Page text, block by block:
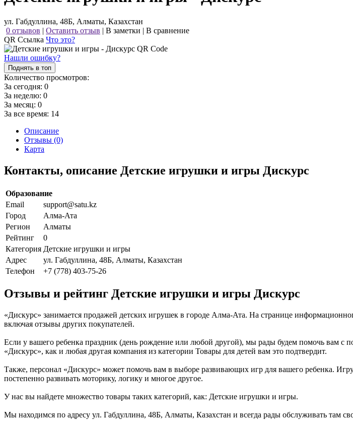
ул. Габдуллина, 48Б, Алматы, Казахстан
0 отзывов | Оставить отзыв | В заметки | В сравнение
QR Ссылка Что это?
Нашли ошибку?
Поднять в топ
Количество просмотров:
За сегодня: 0
За неделю: 0
За месяц: 0
За все время: 14
Описание
Отзывы (0)
Карта
Контакты, описание Детские игрушки и игры Дискурс
Образование
Email
support@satu.kz
Город
Алма-Ата
Регион
Алматы
Рейтинг
0
Категория Детские игрушки и игры
Адрес
ул. Габдуллина, 48Б, Алматы, Казахстан
Телефон
+7 (778) 403-75-26
Отзывы и рейтинг Детские игрушки и игры Дискурс
«Дискурс» занимается продажей детских игрушек в городе Алма-Ата. На странице
включая отзывы других покупателей.
Если у вашего ребенка праздник (день рождение или любой другой), мы рады будем помочь вам с
«Дискурс», как и любая другая компания из категории Товары для детей вам это подтвердит.
Также, персонал «Дискурс» может помочь вам в выборе развивающих игр для вашего ребенка.
постепенно развивать моторику, логику и многое другое.
У нас вы найдете множество товары таких категорий, как: Детские игрушки и игры.
Мы находимся по адресу ул. Габдуллина, 48Б, Алматы, Казахстан и всегда рады обслуживать там